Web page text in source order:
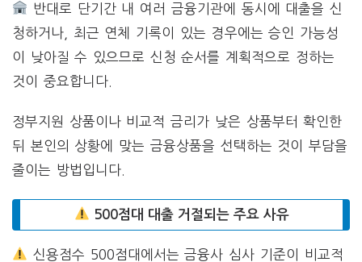
반대로 단기간 내 여러 금융기관에 동시에 대출을 신
청하거나, 최근 연체 기록이 있는 경우에는 승인 가능성
이 낮아질 수 있으므로 신청 순서를 계획적으로 정하는
것이 중요합니다.
정부지원 상품이나 비교적 금리가 낮은 상품부터 확인한
뒤 본인의 상황에 맞는 금융상품을 선택하는 것이 부담을
줄이는 방법입니다.
500점대 대출 거절되는 주요 사유
신용점수 500점대에서는 금융사 심사 기준이 비교적